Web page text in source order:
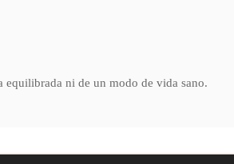
equilibrada ni de un modo de vida sano.